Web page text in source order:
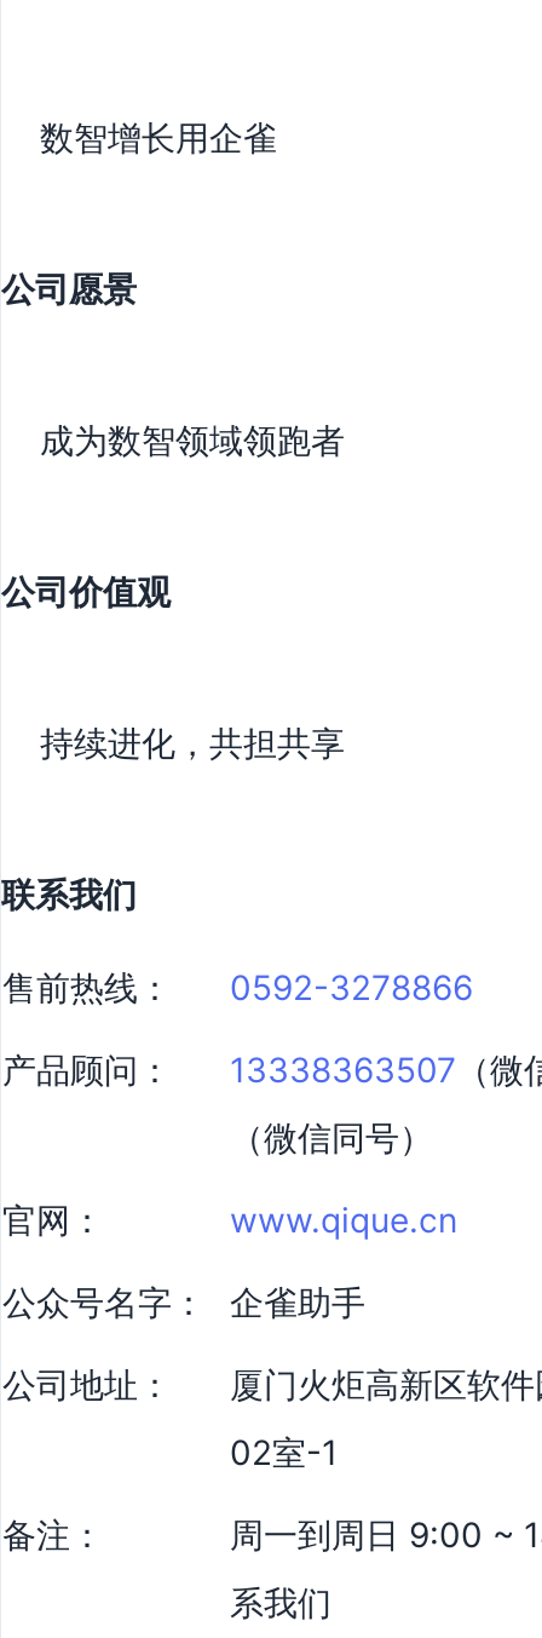
数智增长用企雀
公司愿景
成为数智领域领跑者
公司价值观
持续进化，共担共享
联系我们
售前热线：
0592-3278866
产品顾问：
13338363507 （
（微信同号）
官网：
www.qique.cn
公众号名字：
企雀助手
公司地址：
厦门火炬高新区软
02室-1
备注：
周一到周日 9:00 ~
系我们